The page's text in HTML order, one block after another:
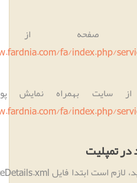
از سایت
http://www.fardnia.com/fa/
نمایش پوزیشن ها
http://www.fardnia.com/fa/
برای ایجاد position جدید، لازم است ابتدا فایل templateDetails.xml در